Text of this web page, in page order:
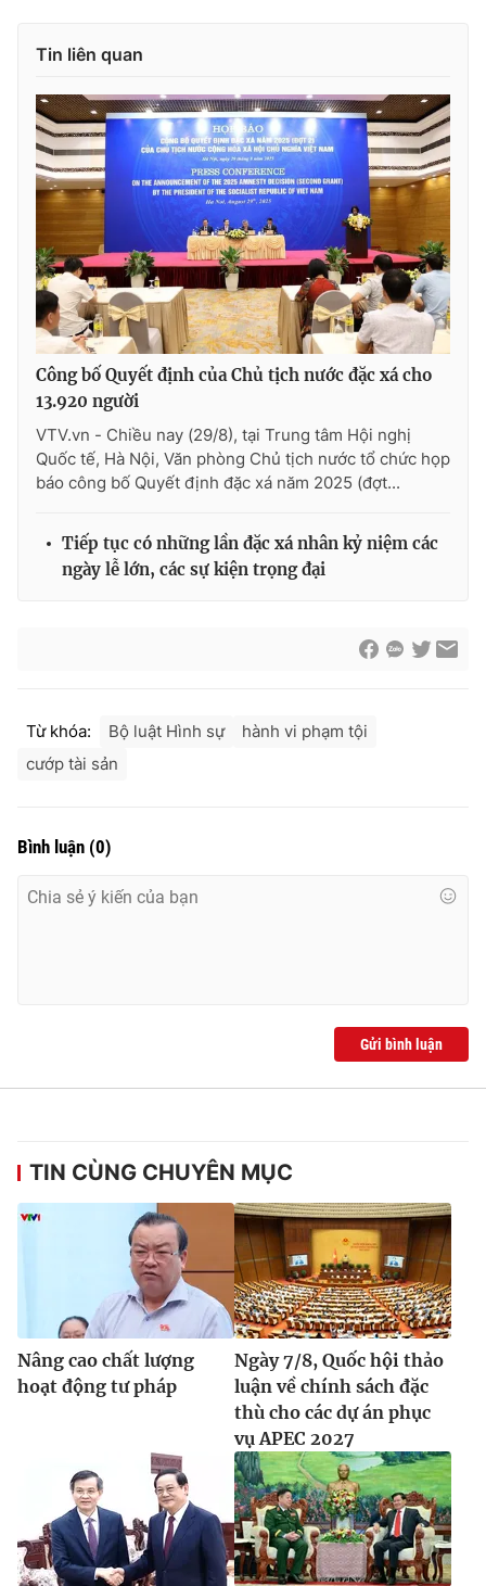
Tin liên quan
Công bố Quyết định của Chủ tịch nước đặc xá cho
13.920 người
VTV.vn - Chiều nay (29/8), tại Trung tâm Hội nghị
Quốc tế, Hà Nội, Văn phòng Chủ tịch nước tổ chức họp
báo công bố Quyết định đặc xá năm 2025 (đợt...
Tiếp tục có những lần đặc xá nhân kỷ niệm các
ngày lễ lớn, các sự kiện trọng đại
Từ khóa: Bộ luật Hình sự
hành vi phạm tội
cướp tài sản
Bình luận (0)
Gửi bình luận
TIN CÙNG CHUYÊN MỤC
Nâng cao chất lượng
hoạt động tư pháp
Ngày 7/8, Quốc hội thảo
luận về chính sách đặc
thù cho các dự án phục
vụ APEC 2027